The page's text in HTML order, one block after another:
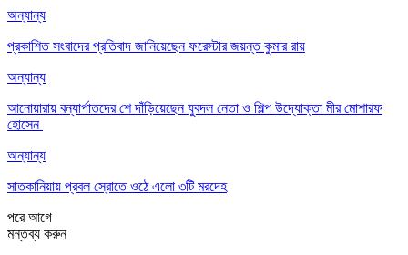
অন্যান্য
প্রকাশিত সংবাদের প্রতিবাদ জানিয়েছেন ফরেস্টার জয়ন্ত কুমার রায়
অন্যান্য
আনোয়ারায় বন্যার্পাতদের শে দাঁড়িয়েছেন যুবদল নেতা ও শিল্প উদ্যোক্তা মীর মোশারফ
হোসেন ‎
অন্যান্য
সাতকানিয়ায় প্রবল স্রোতে ওঠে এলো ৩টি মরদেহ
পরেআগে
মন্তব্য করুন